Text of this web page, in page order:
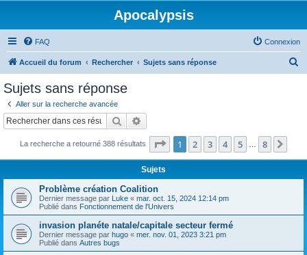
Apocalypsis
FAQ Connexion
Accueil du forum Rechercher Sujets sans réponse
c
Sujets sans réponse
Aller sur la recherche avancée
Rechercher
La recherche a retourné 388 résultats Page 1sur8
1 2 3 4 5 8
Sujets
Problème création Coalition
Dernier message par Luke « mar. oct. 15, 2024 12:14 pm
Publié dans Fonctionnement de l'Univers
invasion planéte natale/capitale secteur fermé
Dernier message par hugo « mer. nov. 01, 2023 3:21 pm
Publié dans Autres bugs